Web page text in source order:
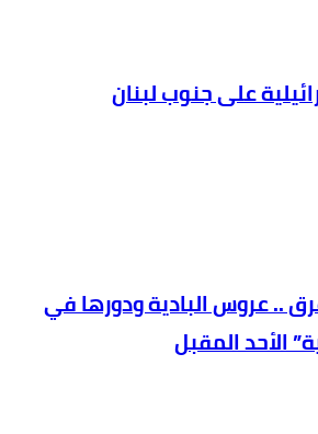
.. عروس البادية ودورها في
الأحد المقبل